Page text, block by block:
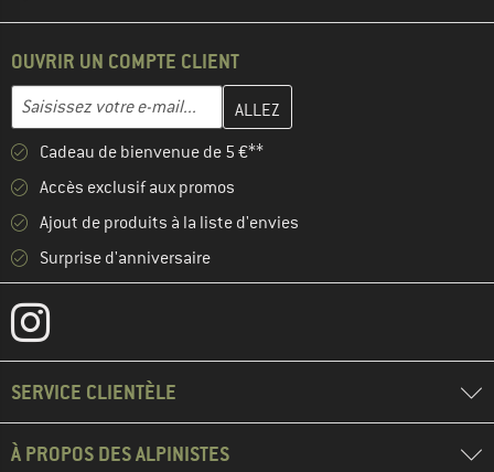
OUVRIR UN COMPTE CLIENT
Adresse e-mail
Entrez votre adresse e-mail ici et créez votre compte client à la
Cadeau de bienvenue de 5 €**
Accès exclusif aux promos
Ajout de produits à la liste d'envies
Surprise d'anniversaire
SERVICE CLIENTÈLE
À PROPOS DES ALPINISTES